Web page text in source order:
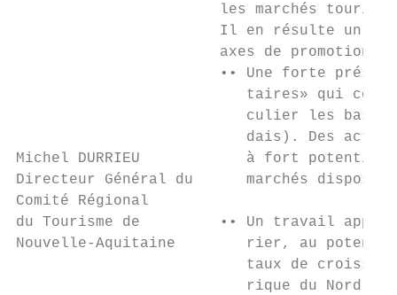
les marchés
Il en résulte un
axes de promotion
•• Une forte
taires» qui
culier les
dais). Des
Michel DURRIEU            à fort potentiel
Directeur Général du      marchés
Comité Régional
du Tourisme de         •• Un travail
Nouvelle-Aquitaine        rier, au potentiel
taux de
rique du Nord